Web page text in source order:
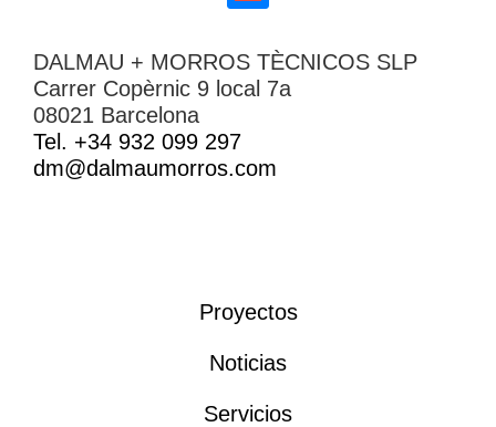
DALMAU + MORROS TÈCNICOS SLP
Carrer Copèrnic 9 local 7a
08021 Barcelona
Tel. +34 932 099 297
dm@dalmaumorros.com
Proyectos
Noticias
Servicios